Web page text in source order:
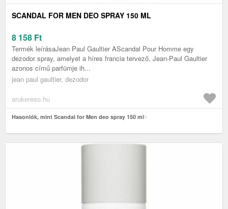
SCANDAL FOR MEN DEO SPRAY 150 ML
8 158 Ft
Termék leírásaJean Paul Gaultier AScandal Pour Homme egy
dezodor spray, amelyet a híres francia tervező, Jean-Paul Gaultier
azonos című parfümje ih...
jean paul gaultier, dezodor
arukereso.hu
Hasonlók, mint Scandal for Men deo spray 150 ml